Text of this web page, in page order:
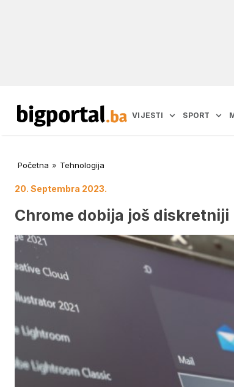
VIJESTI SPORT
Početna » Tehnologija
20. Septembra 2023.
Chrome dobija još